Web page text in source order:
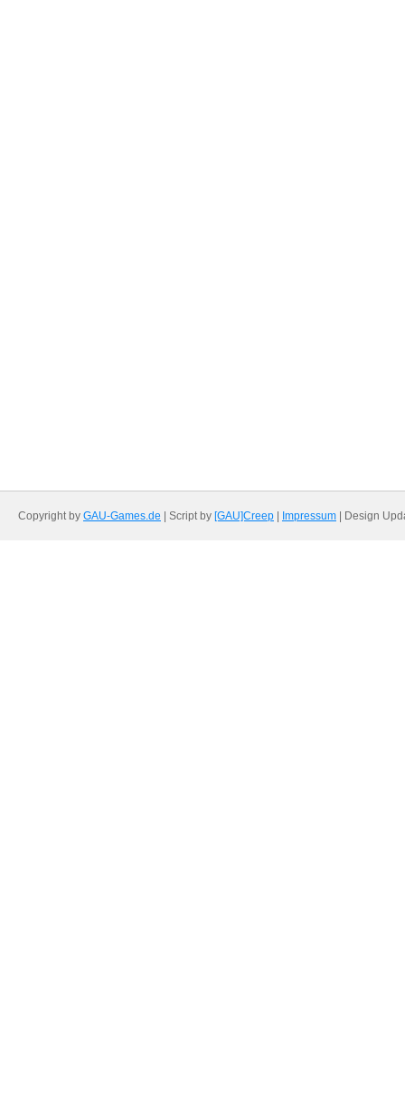
Copyright by GAU-Games.de | Script by [GAU]Creep Impressum | Design